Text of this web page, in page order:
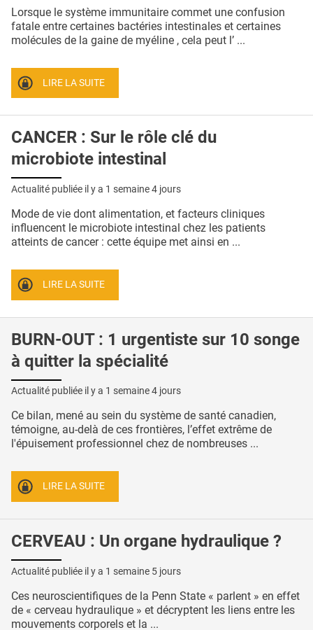
QUI SOMMES-NOUS ?
CONDITIONS GÉNÉRALES
CRÉDITS
Lorsque le système immunitaire commet une confusion
fatale entre certaines bactéries intestinales et certaines
molécules de la gaine de myéline , cela peut l’ ...
LIRE LA SUITE
CANCER : Sur le rôle clé du
microbiote intestinal
Actualité publiée il y a 1 semaine 4 jours
Mode de vie dont alimentation, et facteurs cliniques
influencent le microbiote intestinal chez les patients
atteints de cancer : cette équipe met ainsi en ...
LIRE LA SUITE
BURN-OUT : 1 urgentiste sur 10 songe
à quitter la spécialité
Actualité publiée il y a 1 semaine 4 jours
Ce bilan, mené au sein du système de santé canadien,
témoigne, au-delà de ces frontières, l’effet extrême de
l'épuisement professionnel chez de nombreuses ...
LIRE LA SUITE
CERVEAU : Un organe hydraulique ?
Actualité publiée il y a 1 semaine 5 jours
Ces neuroscientifiques de la Penn State « parlent » en effet
de « cerveau hydraulique » et décryptent les liens entre les
mouvements corporels et la ...